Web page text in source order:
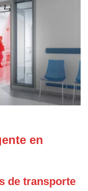
en
de transporte